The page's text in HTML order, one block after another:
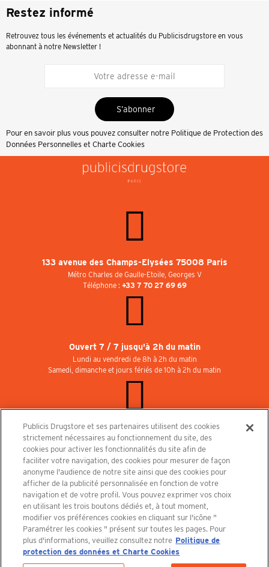
Restez informé
Retrouvez tous les événements et actualités du Publicisdrugstore en vous
abonnant à notre Newsletter !
S’abonner
Pour en savoir plus vous pouvez consulter notre Politique de Protection des
Données Personnelles et Charte Cookies
133 avenue des Champs-Elysées 75008 Paris
Métro Charles de Gaulle-Etoile, Georges V
Téléphone : +33 7 70 27 69 69
Ouvert 7 / 7 jusqu'à 2h du matin
Lundi au vendredi de 8h à 2h du matin
Samedi, dimanche et jours fériés de 10h à 2h du matin
Rejoignez-nous au Publicisdrugstore !
Nous recrutons pour les boutiques, le restaurant et le cinéma. Contactez-nous :
recrutement@publicisdrugstore.com
Conditions générales de vente
Mentions légales
Politique de Protection des Données Personnelles et Charte
Cookies
Publicis Drugstore et ses partenaires utilisent des cookies
strictement nécessaires au fonctionnement du site, des
cookies pour activer les fonctionnalités du site afin de
faciliter votre navigation, des cookies pour mesurer de façon
anonyme l'audience de notre site ainsi que des cookies pour
afficher de la publicité personnalisée en fonction de votre
navigation et de votre profil. Vous pouvez exprimer vos choix
en utilisant les trois boutons dédiés et, à tout moment,
modifier vos préférences cookies en cliquant sur l'icône "
Paramétrer les cookies " présent sur toutes les pages. Pour
plus d'informations, veuillez consultez notre Politique de
protection des données et Charte Cookies